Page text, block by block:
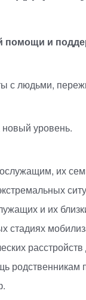
помощи и
с людьми,
уровень.
их
и их
стадиях
родственникам